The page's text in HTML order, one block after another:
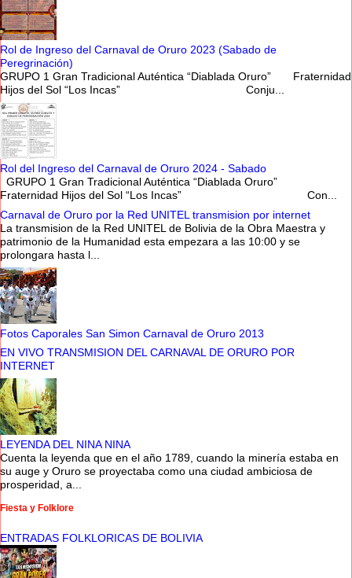
Rol de Ingreso del Carnaval de Oruro 2023 (Sabado de
Peregrinación)
GRUPO 1 Gran Tradicional Auténtica “Diablada Oruro” Fraternidad
Hijos del Sol “Los Incas” Conju...
Rol del Ingreso del Carnaval de Oruro 2024 - Sabado
GRUPO 1 Gran Tradicional Auténtica “Diablada Oruro”
Fraternidad Hijos del Sol “Los Incas” Con...
Carnaval de Oruro por la Red UNITEL transmision por internet
La transmision de la Red UNITEL de Bolivia de la Obra Maestra y
patrimonio de la Humanidad esta empezara a las 10:00 y se
prolongara hasta l...
Fotos Caporales San Simon Carnaval de Oruro 2013
EN VIVO TRANSMISION DEL CARNAVAL DE ORURO POR
INTERNET
LEYENDA DEL NINA NINA
Cuenta la leyenda que en el año 1789, cuando la minería estaba en
su auge y Oruro se proyectaba como una ciudad ambiciosa de
prosperidad, a...
Fiesta y Folklore
ENTRADAS FOLKLORICAS DE BOLIVIA